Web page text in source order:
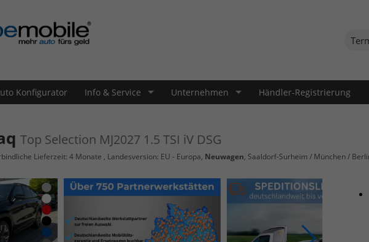
Konfigurator Info & Service Unternehmen Händler-Registrierung
Top Selection MJ2027 1.5 TSI iV DSG
Lieferzeit: 4 Monate , Landesversion: EU - Europa, Neuwagen, Saaldorf-Surheim / München /